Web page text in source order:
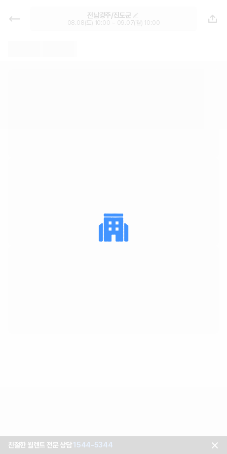
렌트카, 월렌트 추천 - 한눈에 가격비
교 렌터카 카모아 | 최저가 한눈에 비
전남광주/진도군
08.08(토) 10:00 ~ 09.07(월) 10:00
친절한 월렌트 전문 상담1544-5344